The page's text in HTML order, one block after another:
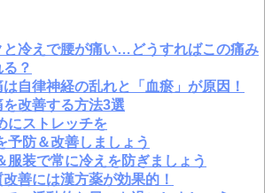
と冷えで腰が痛い…どうすればこの痛み
？
自律神経の乱れと「血瘀」が原因！
改善する方法3選
にストレッチを
予防＆改善しましょう
服装で常に冷えを防ぎましょう
善には漢方薬が効果的！